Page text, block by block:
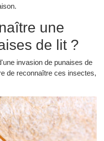
une
de lit ?
invasion de punaises de
de reconnaître ces insectes,